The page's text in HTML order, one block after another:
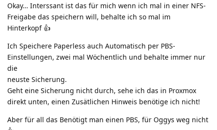
Okay… Interssant ist das für mich wenn ich mal in einer NFS-
Freigabe das speichern will, behalte ich so mal im
Hinterkopf 👍️
Ich Speichere Paperless auch Automatisch per PBS-
Einstellungen, zwei mal Wöchentlich und behalte immer nur
die
neuste Sicherung.
Geht eine Sicherung nicht durch, sehe ich das in Proxmox
direkt unten, einen Zusätlichen Hinweis benötige ich nicht!
Aber für all das Benötigt man einen PBS, für Oggys weg nicht